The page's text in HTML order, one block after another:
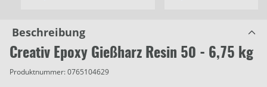
Beschreibung
Creativ Epoxy Gießharz Resin 50 - 6,75 kg
Produktnummer:0765104629